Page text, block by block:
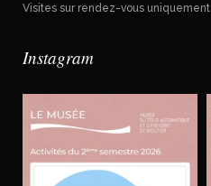
Visites sur rendez-vous uniquement
Instagram